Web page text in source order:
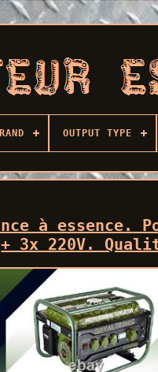
OUTPUT TYPE
à essence.
+ 3x 220V.